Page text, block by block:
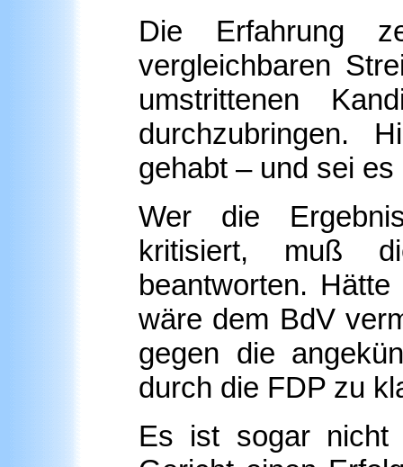
Die Erfahrung
vergleichbaren
umstrittenen
durchzubringen.
gehabt – und sei
Wer die
kritisiert, muß
beantworten.
wäre dem BdV
gegen die
durch die FDP zu
Es ist sogar nicht